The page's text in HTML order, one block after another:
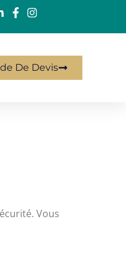
De Devis
Vous